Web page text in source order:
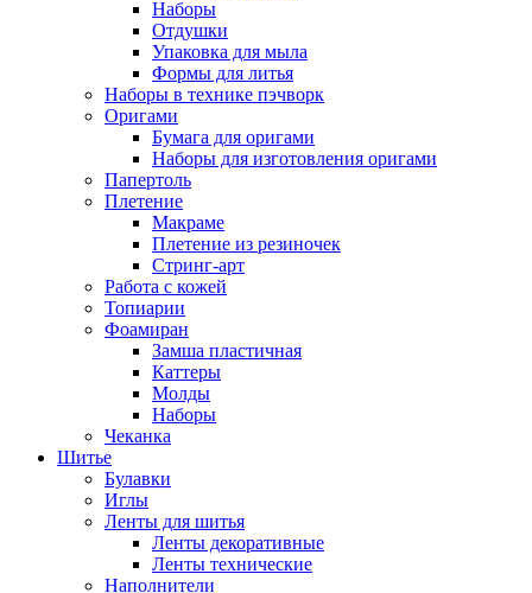
Наборы
Отдушки
Упаковка для мыла
Формы для литья
Наборы в технике пэчворк
Оригами
Бумага для оригами
Наборы для изготовления оригами
Папертоль
Плетение
Макраме
Плетение из резиночек
Стринг-арт
Работа с кожей
Топиарии
Фоамиран
Замша пластичная
Каттеры
Молды
Наборы
Чеканка
Шитье
Булавки
Иглы
Ленты для шитья
Ленты декоративные
Ленты технические
Наполнители